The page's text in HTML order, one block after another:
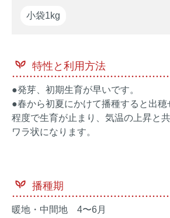
小袋1kg
特性と利用方法
●発芽、初期生育が早いです。
●春から初夏にかけて播種すると出
程度で生育が止まり、気温の上昇と
ワラ状になります。
播種期
暖地・中間地 4〜6月